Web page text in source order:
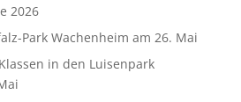
2026
Park Wachenheim am 26. Mai
in den Luisenpark